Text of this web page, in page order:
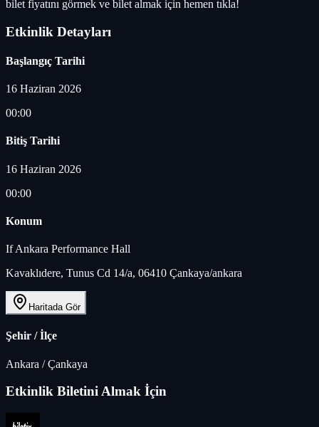
bilet fiyatını görmek ve bilet almak için hemen tıkla!
Etkinlik Detayları
Başlangıç Tarihi
16 Haziran 2026
00:00
Bitiş Tarihi
16 Haziran 2026
00:00
Konum
If Ankara Performance Hall
Kavaklıdere, Tunus Cd 14/a, 06410 Çankaya/ankara
Haritada Gör
Şehir / İlçe
Ankara /Çankaya
Etkinlik Biletini Almak İçin